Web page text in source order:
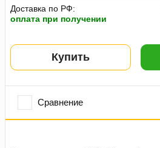
Доставка по РФ:
оплата при получении
Купить
Сравнение